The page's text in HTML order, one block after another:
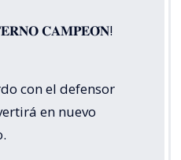
𝐂𝐀𝐌𝐏𝐄𝐎́𝐍!
con el defensor
en nuevo